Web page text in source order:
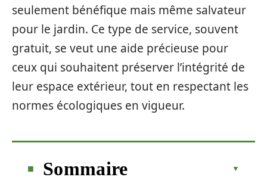
seulement bénéfique mais même salvateur
pour le jardin. Ce type de service, souvent
gratuit, se veut une aide précieuse pour
ceux qui souhaitent préserver l’intégrité de
leur espace extérieur, tout en respectant les
normes écologiques en vigueur.
Sommaire